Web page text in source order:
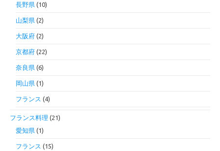
長野県 (10)
山梨県 (2)
大阪府 (2)
京都府 (22)
奈良県 (6)
岡山県 (1)
フランス (4)
フランス料理 (21)
愛知県 (1)
フランス (15)